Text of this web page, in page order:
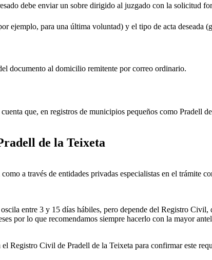
debe enviar un sobre dirigido al juzgado con la solicitud
ejemplo, para una última voluntad) y el tipo de acta deseada
documento al domicilio remitente por correo ordinario.
que, en registros de municipios pequeños como Pradell
de la Teixeta
a través de entidades privadas especialistas en el trámite
entre 3 y 15 días hábiles, pero depende del Registro Civil,
por lo que recomendamos siempre hacerlo con la mayor
el Registro Civil de Pradell de la Teixeta para confirmar este